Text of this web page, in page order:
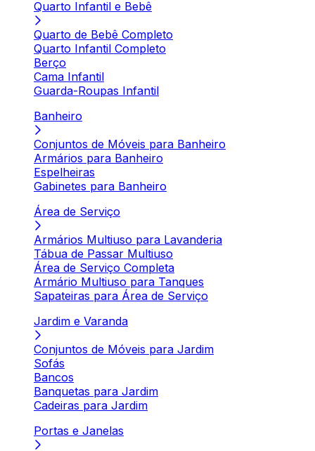
Quarto Infantil e Bebê
Quarto de Bebê Completo
Quarto Infantil Completo
Berço
Cama Infantil
Guarda-Roupas Infantil
Banheiro
Conjuntos de Móveis para Banheiro
Armários para Banheiro
Espelheiras
Gabinetes para Banheiro
Área de Serviço
Armários Multiuso para Lavanderia
Tábua de Passar Multiuso
Área de Serviço Completa
Armário Multiuso para Tanques
Sapateiras para Área de Serviço
Jardim e Varanda
Conjuntos de Móveis para Jardim
Sofás
Bancos
Banquetas para Jardim
Cadeiras para Jardim
Portas e Janelas